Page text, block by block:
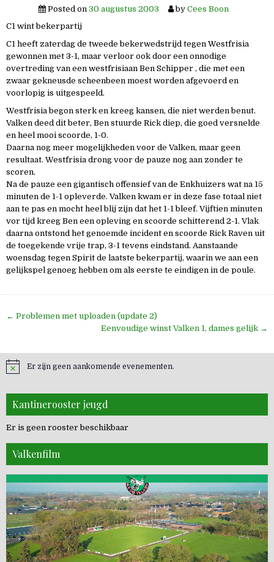
Posted on 30 augustus 2003 by Cees Boon
C1 wint bekerpartij
C1 heeft zaterdag de tweede bekerwedstrijd tegen Westfrisia
gewonnen met 3-1, maar verloor ook door een onnodige
overtreding van een westfrisiaan Ben Schipper , die met een
zwaar gekneusde scheenbeen moest worden afgevoerd en
voorlopig is uitgespeeld.
Westfrisia begon sterk en kreeg kansen, die niet werden benut.
Valken deed dit beter, Ben stuurde Rick diep, die goed versnelde
en heel mooi scoorde, 1-0.
Daarna nog meer mogelijkheden voor de Valken, maar geen
resultaat. Westfrisia drong voor de pauze nog aan zonder te
scoren.
Na de pauze een gigantisch offensief van de Enkhuizers wat na 15
minuten de 1-1 opleverde. Valken kwam er in deze fase totaal niet
aan te pas en mocht heel blij zijn dat het 1-1 bleef. Vijftien minuten
vor tijd kreeg Ben een opleving en scoorde schitterend 2-1. Vlak
daarna ontstond het genoemde incident en scoorde Rick Raven uit
de toegekende vrije trap, 3-1 tevens eindstand. Aanstaande
woensdag tegen Spirit de laatste bekerpartij, waarin we aan een
gelijkspel genoeg hebben om als eerste te eindigen in de poule.
Bericht
← Problemen met uploaden (update 2)
Eenvoudige winst Valken 1, dames gelijk →
Er zijn geen aankomende evenementen.
Kantinerooster jeugd
Er is geen rooster beschikbaar
Valkenfilm